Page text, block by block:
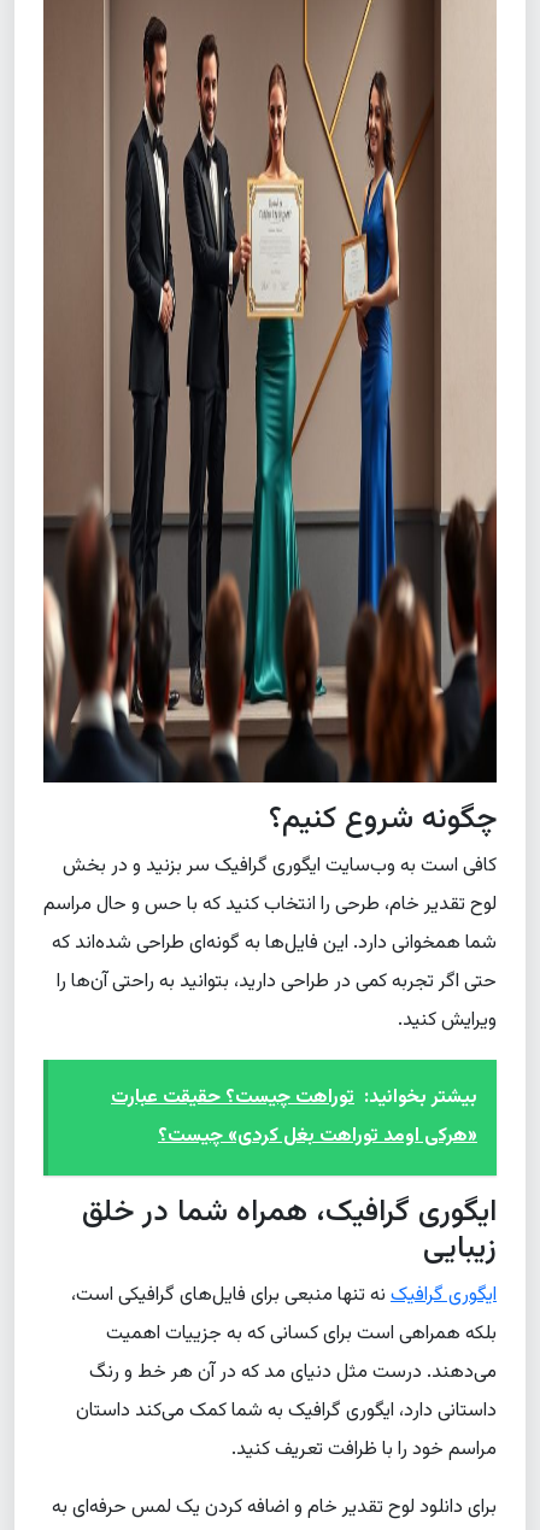
چگونه شروع کنیم؟
کافی است به وب‌سایت ایگوری گرافیک سر بزنید و در بخش
لوح تقدیر خام، طرحی را انتخاب کنید که با حس و حال مراسم
شما همخوانی دارد. این فایل‌ها به گونه‌ای طراحی شده‌اند که
حتی اگر تجربه کمی در طراحی دارید، بتوانید به راحتی آن‌ها را
ویرایش کنید.
بیشتر بخوانید: توراهت چیست؟ حقیقت عبارت
«هرکی اومد توراهت بغل کردی» چیست؟
ایگوری گرافیک، همراه شما در خلق
زیبایی
ایگوری گرافیکنه تنها منبعی برای فایل‌های گرافیکی است،
بلکه همراهی است برای کسانی که به جزییات اهمیت
می‌دهند. درست مثل دنیای مد که در آن هر خط و رنگ
داستانی دارد، ایگوری گرافیک به شما کمک می‌کند داستان
مراسم خود را با ظرافت تعریف کنید.
برای دانلود لوح تقدیر خام و اضافه کردن یک لمس حرفه‌ای به